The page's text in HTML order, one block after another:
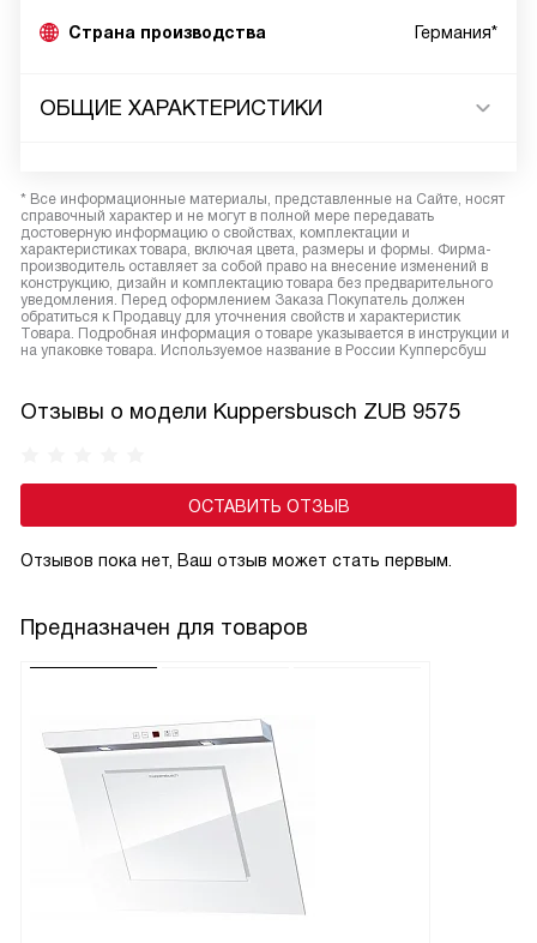
Страна производства Германия*
ОБЩИЕ ХАРАКТЕРИСТИКИ
* Все информационные материалы, представленные на Сайте, носят
справочный характер и не могут в полной мере передавать
достоверную информацию о свойствах, комплектации и
характеристиках товара, включая цвета, размеры и формы. Фирма-
производитель оставляет за собой право на внесение изменений в
конструкцию, дизайн и комплектацию товара без предварительного
уведомления. Перед оформлением Заказа Покупатель должен
обратиться к Продавцу для уточнения свойств и характеристик
Товара. Подробная информация о товаре указывается в инструкции и
на упаковке товара. Используемое название в России Купперсбуш
Отзывы о модели Kuppersbusch ZUB 9575
ОСТАВИТЬ ОТЗЫВ
Отзывов пока нет, Ваш отзыв может стать первым.
Предназначен для товаров